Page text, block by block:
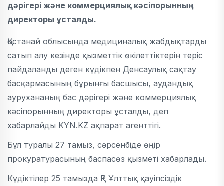
дәрігері және коммерциялық кәсіпорынның
директоры ұсталды.
Қостанай облысында медициналық жабдықтарды
сатып алу кезінде қызметтік өкілеттіктерін теріс
пайдаланды деген күдікпен Денсаулық сақтау
басқармасының бұрынғы басшысы, аудандық
аурухананың бас дәрігері және коммерциялық
кәсіпорынның директоры ұсталды, деп
хабарлайды KYN.KZ ақпарат агенттігі.
Бұл туралы 27 тамыз, сәрсенбіде өңір
прокуратурасының баспасөз қызметі хабарлады.
Күдіктілер 25 тамызда ҚР Ұлттық қауіпсіздік